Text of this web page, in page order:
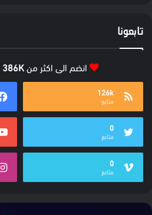
تابعونا
انضم الى اكثر من386K
126k
متابع
0
متابع
0
متابع